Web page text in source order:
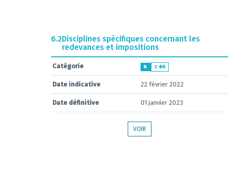
6.2Disciplines spécifiques concernant les
redevances et impositions
Catégorie B C B
Date indicative 22 février 2022
Date définitive 01 janvier 2023
VOIR